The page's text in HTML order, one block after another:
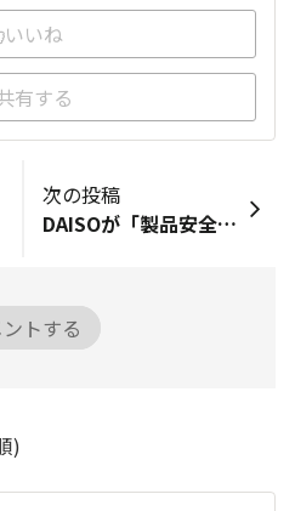
いいね
有する
次の投稿
DAISOが「製品安全対策優良企業表彰（PSアワード2025）」を受賞しました！
トする
)